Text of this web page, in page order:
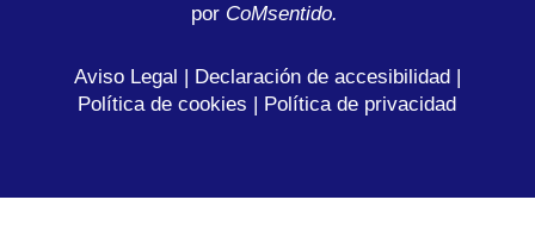
porCoMsentido.
Aviso Legal | Declaración de accesibilidad|
Política de cookies | Política de privacidad